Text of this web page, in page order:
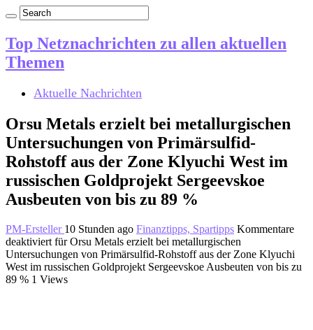
Top Netznachrichten zu allen aktuellen
Themen
Aktuelle Nachrichten
Orsu Metals erzielt bei metallurgischen
Untersuchungen von Primärsulfid-
Rohstoff aus der Zone Klyuchi West im
russischen Goldprojekt Sergeevskoe
Ausbeuten von bis zu 89 %
PM-Ersteller 10 Stunden ago Finanztipps, Spartipps Kommentare
deaktiviert für Orsu Metals erzielt bei metallurgischen
Untersuchungen von Primärsulfid-Rohstoff aus der Zone Klyuchi
West im russischen Goldprojekt Sergeevskoe Ausbeuten von bis zu
89 % 1 Views